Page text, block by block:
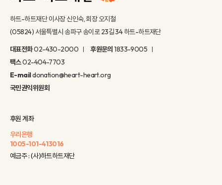
하트-하트재단 이사장 신인숙, 회장 오지철
(05824) 서울특별시 송파구 송이로 23길 34 하트-하트재단
대표전화02-430-2000 후원문의1833-9005
팩스02-404-7703
E-maildonation@heart-heart.org
국민권익위원회
후원 계좌
우리은행
1005-101-413016
예금주 : (사)하트하트재단